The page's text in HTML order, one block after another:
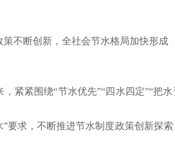
不断创新，全社会节水格局加快形成
紧围绕“节水优先”“四水四定”“把水
要求，不断推进节水制度政策创新探